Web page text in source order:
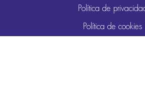
Política de
Política de cookies